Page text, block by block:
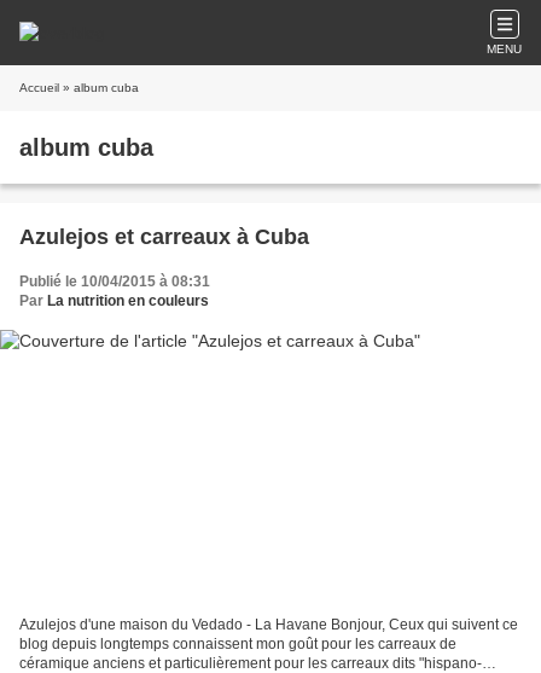
MENU
Accueil » album cuba
album cuba
Azulejos et carreaux à Cuba
Publié le 10/04/2015 à 08:31
Par La nutrition en couleurs
Azulejos d'une maison du Vedado - La Havane Bonjour, Ceux qui suivent ce
blog depuis longtemps connaissent mon goût pour les carreaux de
céramique anciens et particulièrement pour les carreaux dits "hispano-